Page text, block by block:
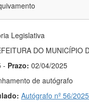
Legislativa
DO MUNICÍPIO
- Prazo: 02/04/2025
de autógrafo
Autógrafo nº 56/